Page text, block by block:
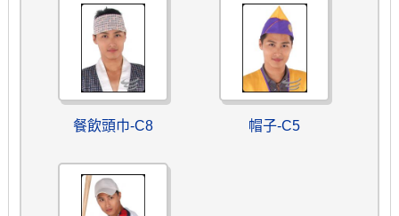
餐飲頭巾-C8 帽子-C5